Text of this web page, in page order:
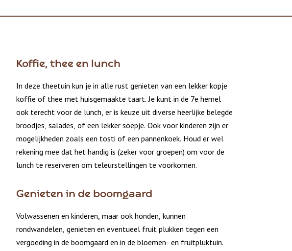
Koffie, thee en lunch
In deze theetuin kun je in alle rust genieten van een lekker kopje
koffie of thee met huisgemaakte taart. Je kunt in de 7e hemel
ook terecht voor de lunch, er is keuze uit diverse heerlijke belegde
broodjes, salades, of een lekker soepje. Ook voor kinderen zijn er
mogelijkheden zoals een tosti of een pannenkoek. Houd er wel
rekening mee dat het handig is (zeker voor groepen) om voor de
lunch te reserveren om teleurstellingen te voorkomen.
Genieten in de boomgaard
Volwassenen en kinderen, maar ook honden, kunnen
rondwandelen, genieten en eventueel fruit plukken tegen een
vergoeding in de boomgaard en in de bloemen- en fruitpluktuin.